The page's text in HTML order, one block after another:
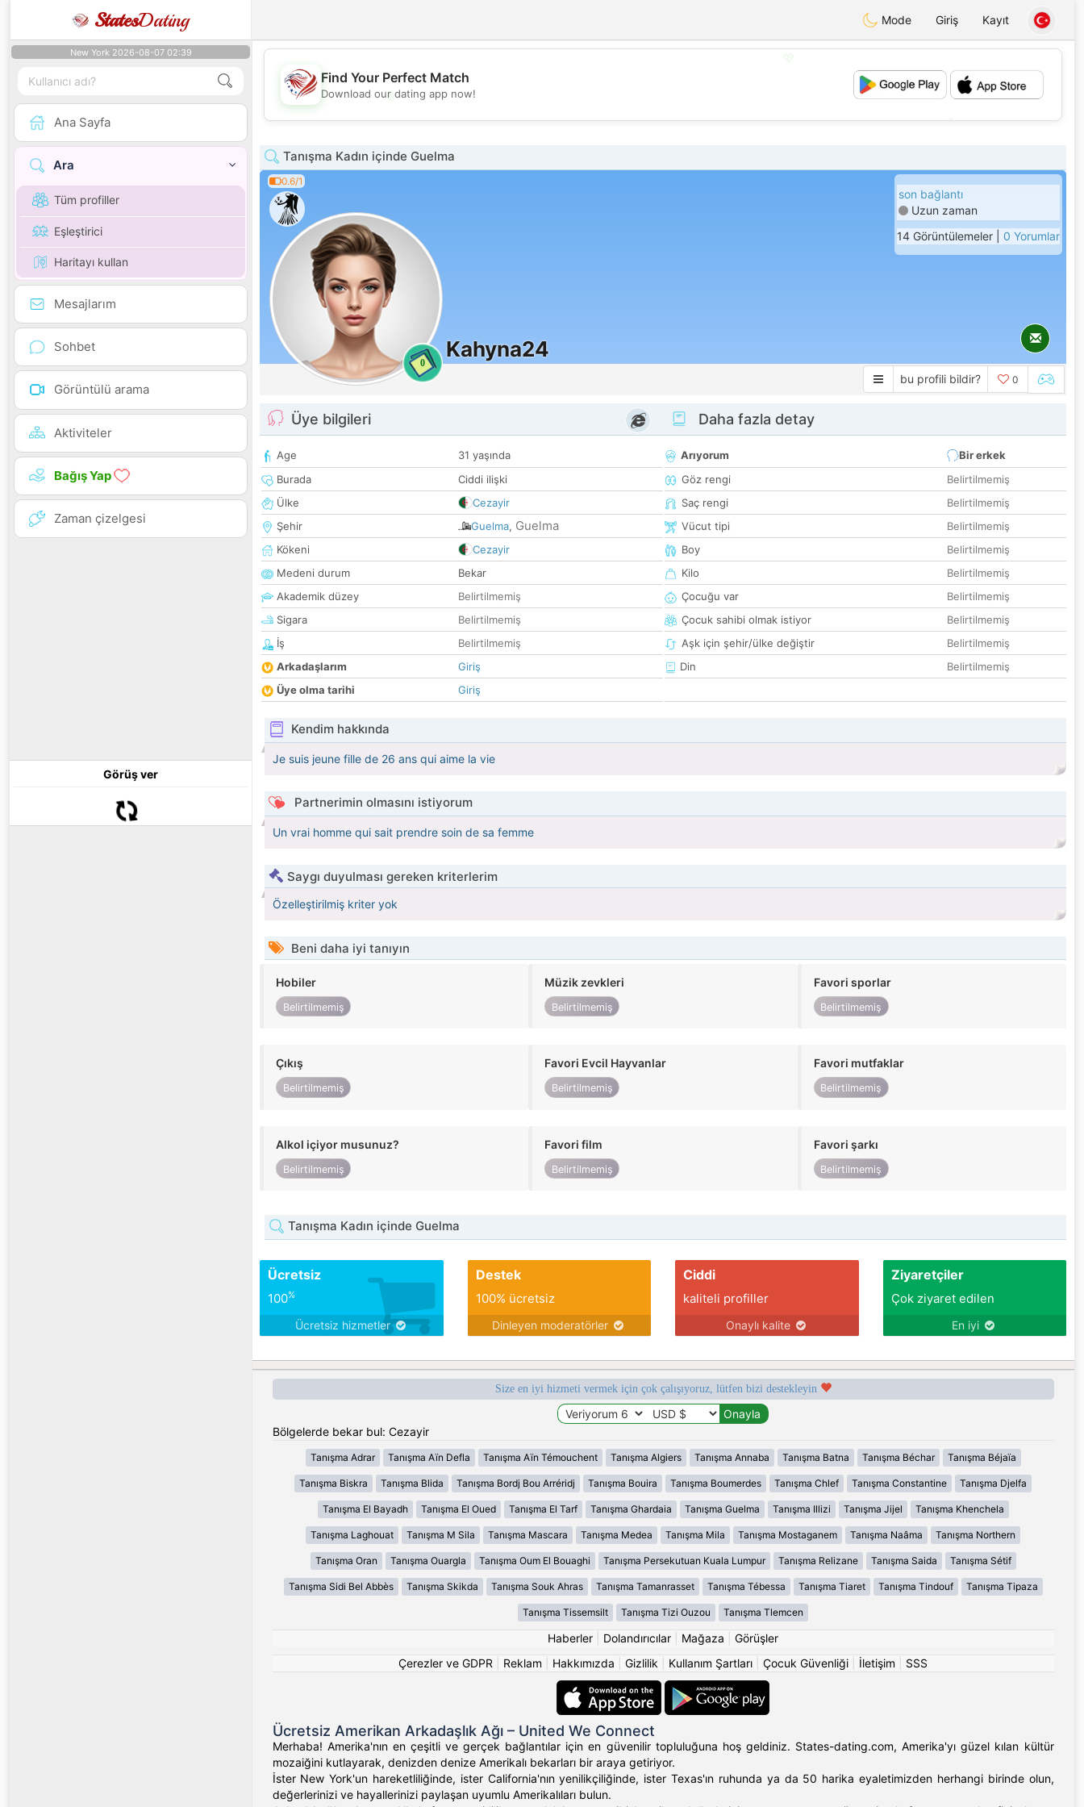
StatesDating Mode Giriş Kayıt
New York 2026-08-07 02:39
Ana Sayfa
Ara
Tüm profiller
Eşleştirici
Haritayı kullan
Mesajlarım
Sohbet
Görüntülü arama
Aktiviteler
Bağış Yap
Zaman çizelgesi
Görüş ver
💖
💕
Find Your Perfect Match
Download our dating app now!
Tanışma Kadın içinde Guelma
0.6/1
0
Kahyna24
son bağlantı
Uzun zaman
14 Görüntülemeler | 0 Yorumlar
bu profili bildir? 0
Üye bilgileri
Age
31 yaşında
Burada
Ciddi ilişki
Ülke
Cezayir
Şehir
Guelma, Guelma
Kökeni
Cezayir
Medeni durum
Bekar
Akademik düzey
Belirtilmemiş
Sigara
Belirtilmemiş
İş
Belirtilmemiş
Arkadaşlarım
Giriş
Üye olma tarihi
Giriş
Daha fazla detay
Arıyorum
Bir erkek
Göz rengi
Belirtilmemiş
Saç rengi
Belirtilmemiş
Vücut tipi
Belirtilmemiş
Boy
Belirtilmemiş
Kilo
Belirtilmemiş
Çocuğu var
Belirtilmemiş
Çocuk sahibi olmak istiyor
Belirtilmemiş
Aşk için şehir/ülke değiştir
Belirtilmemiş
Din
Belirtilmemiş
Kendim hakkında
Je suis jeune fille de 26 ans qui aime la vie
Partnerimin olmasını istiyorum
Un vrai homme qui sait prendre soin de sa femme
Saygı duyulması gereken kriterlerim
Özelleştirilmiş kriter yok
Beni daha iyi tanıyın
Hobiler
Belirtilmemiş
Müzik zevkleri
Belirtilmemiş
Favori sporlar
Belirtilmemiş
Çıkış
Belirtilmemiş
Favori Evcil Hayvanlar
Belirtilmemiş
Favori mutfaklar
Belirtilmemiş
Alkol içiyor musunuz?
Belirtilmemiş
Favori film
Belirtilmemiş
Favori şarkı
Belirtilmemiş
Tanışma Kadın içinde Guelma
Ücretsiz
100%
Ücretsiz hizmetler
Destek
100% ücretsiz
Dinleyen moderatörler
Ciddi
kaliteli profiller
Onaylı kalite
Ziyaretçiler
Çok ziyaret edilen
En iyi
Size en iyi hizmeti vermek için çok çalışıyoruz, lütfen bizi destekleyin
Bölgelerde bekar bul: Cezayir
Tanışma Adrar Tanışma Aïn Defla Tanışma Aïn Témouchent Tanışma Algiers Tanışma Annaba Tanışma Batna Tanışma Béchar Tanışma Béjaïa
Tanışma Biskra Tanışma Blida Tanışma Bordj Bou Arréridj Tanışma Bouira Tanışma Boumerdes Tanışma Chlef Tanışma Constantine Tanışma Djelfa
Tanışma El Bayadh Tanışma El Oued Tanışma El Tarf Tanışma Ghardaia Tanışma Guelma Tanışma Illizi Tanışma Jijel Tanışma Khenchela
Tanışma Laghouat Tanışma M Sila Tanışma Mascara Tanışma Medea Tanışma Mila Tanışma Mostaganem Tanışma Naâma Tanışma Northern
Tanışma Oran Tanışma Ouargla Tanışma Oum El Bouaghi Tanışma Persekutuan Kuala Lumpur Tanışma Relizane Tanışma Saida Tanışma Sétif
Tanışma Sidi Bel Abbès Tanışma Skikda Tanışma Souk Ahras Tanışma Tamanrasset Tanışma Tébessa Tanışma Tiaret Tanışma Tindouf Tanışma Tipaza
Tanışma Tissemsilt Tanışma Tizi Ouzou Tanışma Tlemcen
Haberler Dolandırıcılar Mağaza
Görüşler
Çerezler ve GDPR
Reklam Hakkımızda Gizlilik Kullanım Şartları Çocuk Güvenliği İletişim SSS
Ücretsiz Amerikan Arkadaşlık Ağı – United We Connect
Merhaba! Amerika'nın en çeşitli ve gerçek bağlantılar için en güvenilir topluluğuna hoş geldiniz. States-dating.com, Amerika'yı güzel kılan kültür
mozaiğini kutlayarak, denizden denize Amerikalı bekarları bir araya getiriyor.
İster New York'un hareketliliğinde, ister California'nın yenilikçiliğinde, ister Texas'ın ruhunda ya da 50 harika eyaletimizden herhangi birinde olun,
değerlerinizi ve hayallerinizi paylaşan uyumlu Amerikalıları bulun.